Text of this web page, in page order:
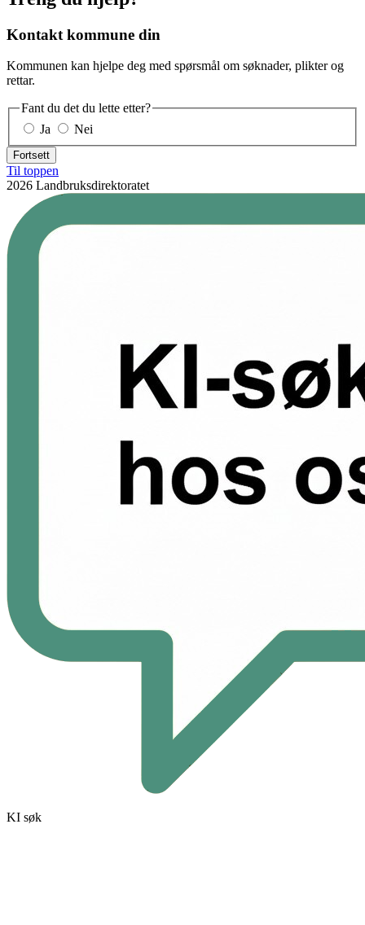
Kontakt kommune din
Kommunen kan hjelpe deg med spørsmål om søknader, plikter og
rettar.
Fant du det du lette etter?
Ja
Nei
Fortsett
Til toppen
2026 Landbruksdirektoratet
KI søk